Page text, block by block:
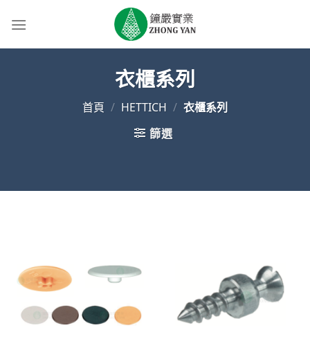
衣櫃系列
首頁 / HETTICH / 衣櫃系列
篩選